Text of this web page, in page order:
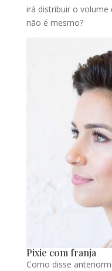
irá distribuir o volume
não é mesmo?
Pixie com franja
Como disse